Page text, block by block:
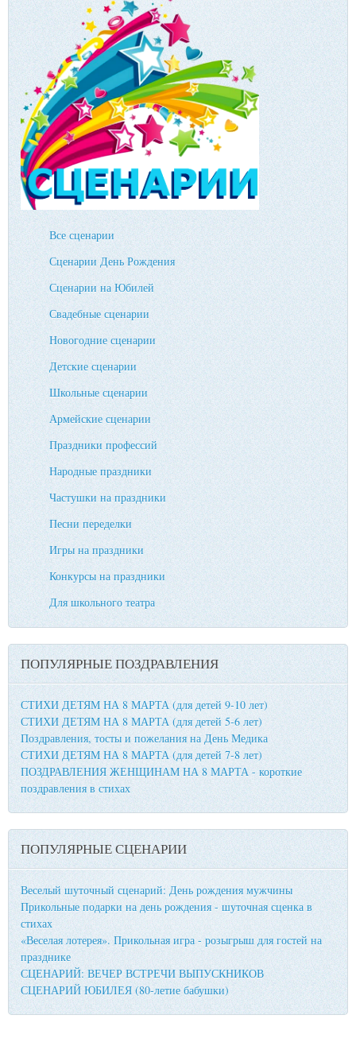
Все сценарии
Сценарии День Рождения
Сценарии на Юбилей
Свадебные сценарии
Новогодние сценарии
Детские сценарии
Школьные сценарии
Армейские сценарии
Праздники профессий
Народные праздники
Частушки на праздники
Песни переделки
Игры на праздники
Конкурсы на праздники
Для школьного театра
ПОПУЛЯРНЫЕ ПОЗДРАВЛЕНИЯ
СТИХИ ДЕТЯМ НА 8 МАРТА (для детей 9-10 лет)
СТИХИ ДЕТЯМ НА 8 МАРТА (для детей 5-6 лет)
Поздравления, тосты и пожелания на День Медика
СТИХИ ДЕТЯМ НА 8 МАРТА (для детей 7-8 лет)
ПОЗДРАВЛЕНИЯ ЖЕНЩИНАМ НА 8 МАРТА - короткие
поздравления в стихах
ПОПУЛЯРНЫЕ СЦЕНАРИИ
Веселый шуточный сценарий: День рождения мужчины
Прикольные подарки на день рождения - шуточная сценка в
стихах
«Веселая лотерея». Прикольная игра - розыгрыш для гостей на
празднике
СЦЕНАРИЙ: ВЕЧЕР ВСТРЕЧИ ВЫПУСКНИКОВ
СЦЕНАРИЙ ЮБИЛЕЯ (80-летие бабушки)